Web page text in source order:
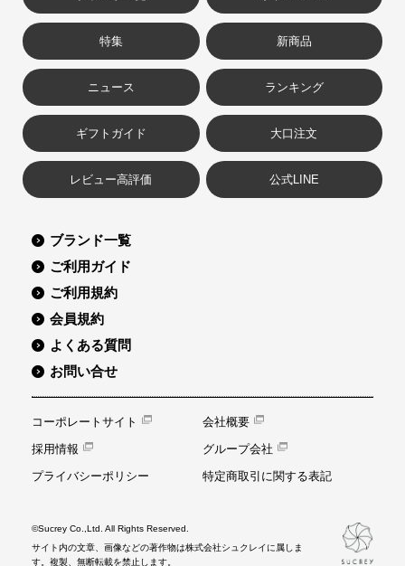
特集 新商品
ニュース ランキング
ギフトガイド 大口注文
レビュー高評価 公式LINE
ブランド一覧
ご利用ガイド
ご利用規約
会員規約
よくある質問
お問い合せ
コーポレートサイト
会社概要
採用情報
グループ会社
プライバシーポリシー
特定商取引に関する表記
©Sucrey Co.,Ltd. All Rights Reserved.
サイト内の文章、画像などの著作物は株式会社シュクレイに属しま
す。複製、無断転載を禁止します。